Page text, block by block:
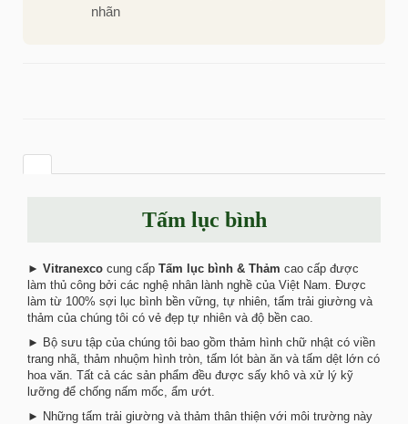
nhãn
Tấm lục bình
► Vitranexco cung cấp Tấm lục bình & Thảm cao cấp được
làm thủ công bởi các nghệ nhân lành nghề của Việt Nam. Được
làm từ 100% sợi lục bình bền vững, tự nhiên, tấm trải giường và
thảm của chúng tôi có vẻ đẹp tự nhiên và độ bền cao.
► Bộ sưu tập của chúng tôi bao gồm thảm hình chữ nhật có viền
trang nhã, thảm nhuộm hình tròn, tấm lót bàn ăn và tấm dệt lớn có
hoa văn. Tất cả các sản phẩm đều được sấy khô và xử lý kỹ
lưỡng để chống nấm mốc, ẩm ướt.
► Những tấm trải giường và thảm thân thiện với môi trường này